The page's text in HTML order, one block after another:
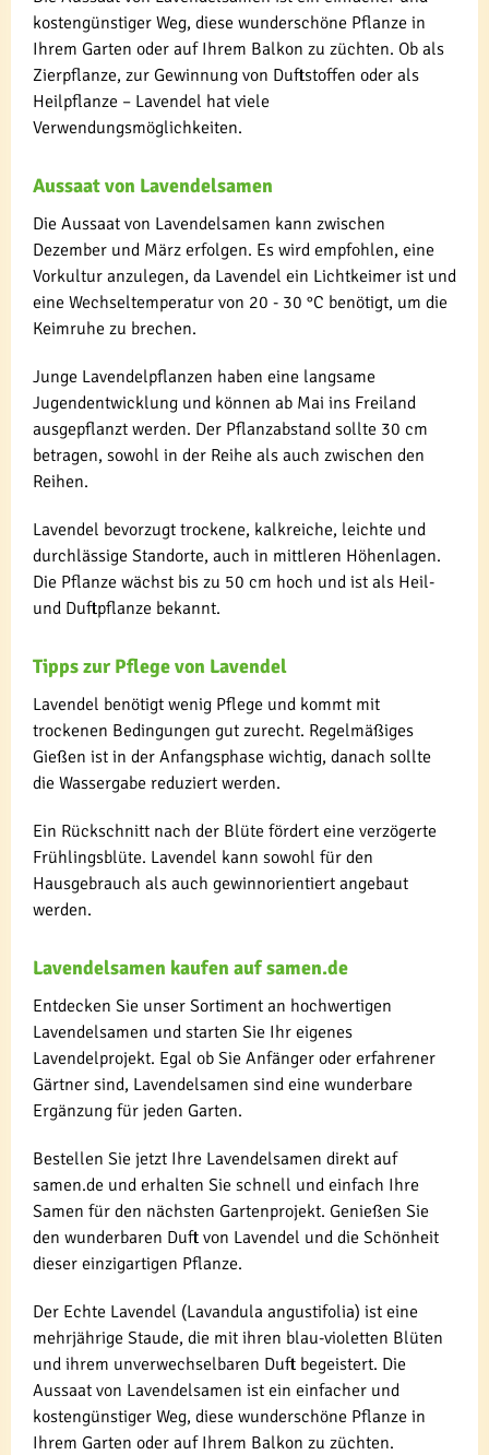
kostengünstiger Weg, diese wunderschöne Pflanze in
Ihrem Garten oder auf Ihrem Balkon zu züchten. Ob als
Zierpflanze, zur Gewinnung von Duftstoffen oder als
Heilpflanze – Lavendel hat viele
Verwendungsmöglichkeiten.
Aussaat von Lavendelsamen
Die Aussaat von Lavendelsamen kann zwischen
Dezember und März erfolgen. Es wird empfohlen, eine
Vorkultur anzulegen, da Lavendel ein Lichtkeimer ist und
eine Wechseltemperatur von 20 - 30 °C benötigt, um die
Keimruhe zu brechen.
Junge Lavendelpflanzen haben eine langsame
Jugendentwicklung und können ab Mai ins Freiland
ausgepflanzt werden. Der Pflanzabstand sollte 30 cm
betragen, sowohl in der Reihe als auch zwischen den
Reihen.
Lavendel bevorzugt trockene, kalkreiche, leichte und
durchlässige Standorte, auch in mittleren Höhenlagen.
Die Pflanze wächst bis zu 50 cm hoch und ist als Heil-
und Duftpflanze bekannt.
Tipps zur Pflege von Lavendel
Lavendel benötigt wenig Pflege und kommt mit
trockenen Bedingungen gut zurecht. Regelmäßiges
Gießen ist in der Anfangsphase wichtig, danach sollte
die Wassergabe reduziert werden.
Ein Rückschnitt nach der Blüte fördert eine verzögerte
Frühlingsblüte. Lavendel kann sowohl für den
Hausgebrauch als auch gewinnorientiert angebaut
werden.
Lavendelsamen kaufen auf samen.de
Entdecken Sie unser Sortiment an hochwertigen
Lavendelsamen und starten Sie Ihr eigenes
Lavendelprojekt. Egal ob Sie Anfänger oder erfahrener
Gärtner sind, Lavendelsamen sind eine wunderbare
Ergänzung für jeden Garten.
Bestellen Sie jetzt Ihre Lavendelsamen direkt auf
samen.de und erhalten Sie schnell und einfach Ihre
Samen für den nächsten Gartenprojekt. Genießen Sie
den wunderbaren Duft von Lavendel und die Schönheit
dieser einzigartigen Pflanze.
Der Echte Lavendel (Lavandula angustifolia) ist eine
mehrjährige Staude, die mit ihren blau-violetten Blüten
und ihrem unverwechselbaren Duft begeistert. Die
Aussaat von Lavendelsamen ist ein einfacher und
kostengünstiger Weg, diese wunderschöne Pflanze in
Ihrem Garten oder auf Ihrem Balkon zu züchten.